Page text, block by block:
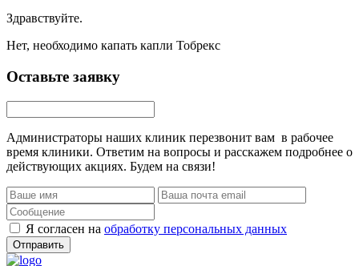
Здравствуйте.
Нет, необходимо капать капли Тобрекс
Оставьте заявку
Администраторы наших клиник перезвонит вам в рабочее
время клиники. Ответим на вопросы и расскажем подробнее о
действующих акциях. Будем на связи!
Я согласен на обработку персональных данных
Отправить